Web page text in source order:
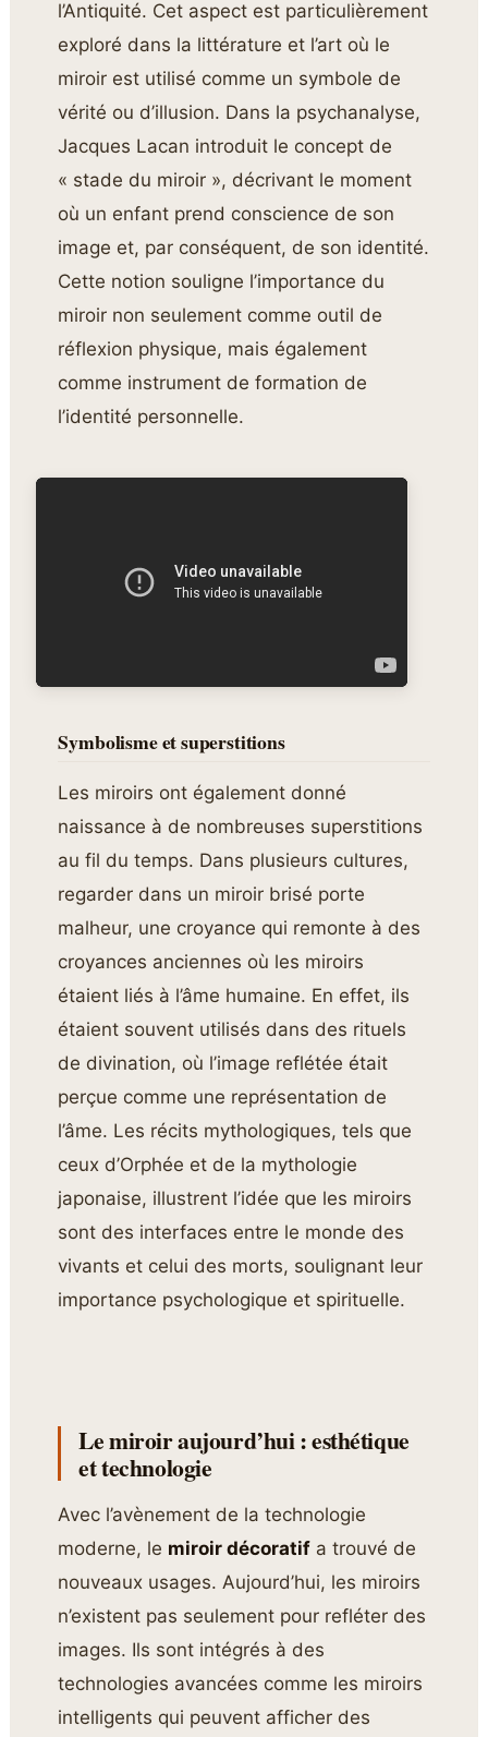
l’Antiquité. Cet aspect est particulièrement
exploré dans la littérature et l’art où le
miroir est utilisé comme un symbole de
vérité ou d’illusion. Dans la psychanalyse,
Jacques Lacan introduit le concept de
« stade du miroir », décrivant le moment
où un enfant prend conscience de son
image et, par conséquent, de son identité.
Cette notion souligne l’importance du
miroir non seulement comme outil de
réflexion physique, mais également
comme instrument de formation de
l’identité personnelle.
Symbolisme et superstitions
Les miroirs ont également donné
naissance à de nombreuses superstitions
au fil du temps. Dans plusieurs cultures,
regarder dans un miroir brisé porte
malheur, une croyance qui remonte à des
croyances anciennes où les miroirs
étaient liés à l’âme humaine. En effet, ils
étaient souvent utilisés dans des rituels
de divination, où l’image reflétée était
perçue comme une représentation de
l’âme. Les récits mythologiques, tels que
ceux d’Orphée et de la mythologie
japonaise, illustrent l’idée que les miroirs
sont des interfaces entre le monde des
vivants et celui des morts, soulignant leur
importance psychologique et spirituelle.
Le miroir aujourd’hui : esthétique
et technologie
Avec l’avènement de la technologie
moderne, le miroir décoratif a trouvé de
nouveaux usages. Aujourd’hui, les miroirs
n’existent pas seulement pour refléter des
images. Ils sont intégrés à des
technologies avancées comme les miroirs
intelligents qui peuvent afficher des